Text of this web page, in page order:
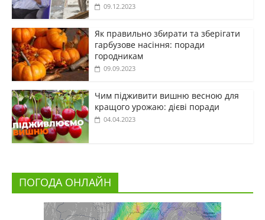
09.12.2023
Як правильно збирати та зберігати
гарбузове насіння: поради
городникам
09.09.2023
Чим підживити вишню весною для
кращого урожаю: дієві поради
04.04.2023
ПОГОДА ОНЛАЙН